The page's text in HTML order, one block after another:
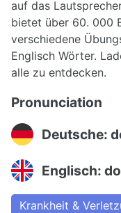
auf das
bietet über 60. 000
verschiedene
Englisch Wörter.
alle zu entdecken.
Pronunciation
Deutsche:
Englisch:
Krankheit &